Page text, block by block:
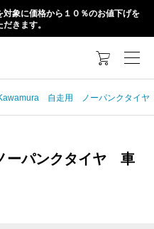
象に価格から１０％のお値下げを
きます。

自走用 ノーパンクタイ
パンクタイヤ 車